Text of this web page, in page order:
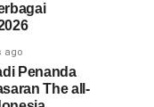
ago
Penanda
The all-